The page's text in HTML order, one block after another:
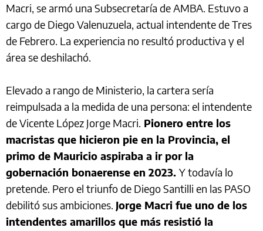
Macri, se armó una Subsecretaría de AMBA. Estuvo a
cargo de Diego Valenuzuela, actual intendente de Tres
de Febrero. La experiencia no resultó productiva y el
área se deshilachó.
Elevado a rango de Ministerio, la cartera sería
reimpulsada a la medida de una persona: el intendente
de Vicente López Jorge Macri. Pionero entre los
macristas que hicieron pie en la Provincia, el
primo de Mauricio aspiraba a ir por la
gobernación bonaerense en 2023. Y todavía lo
pretende. Pero el triunfo de Diego Santilli en las PASO
debilitó sus ambiciones. Jorge Macri fue uno de los
intendentes amarillos que más resistió la